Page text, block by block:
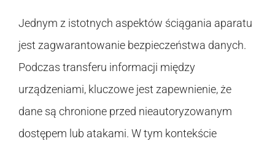
Jednym z istotnych aspektów ściągania aparatu
jest zagwarantowanie bezpieczeństwa danych.
Podczas transferu informacji między
urządzeniami, kluczowe jest zapewnienie, że
dane są chronione przed nieautoryzowanym
dostępem lub atakami. W tym kontekście